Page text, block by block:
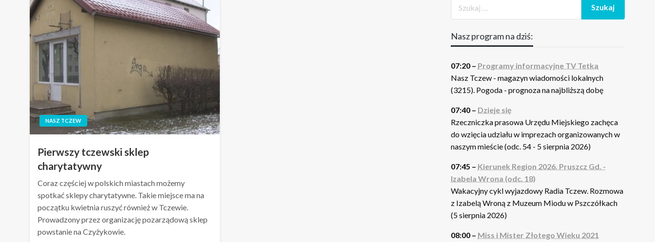
NASZ TCZEW
Pierwszy tczewski sklep
charytatywny
Coraz częściej w polskich miastach możemy
spotkać sklepy charytatywne. Takie miejsce ma na
początku kwietnia ruszyć również w Tczewie.
Prowadzony przez organizację pozarządową sklep
powstanie na Czyżykowie.
Nasz program na dziś:
07:20 – Programy informacyjne TV Tetka
Nasz Tczew - magazyn wiadomości lokalnych
(3215). Pogoda - prognoza na najbliższą dobę
07:40 – Dzieje się
Rzeczniczka prasowa Urzędu Miejskiego zachęca
do wzięcia udziału w imprezach organizowanych w
naszym mieście (odc. 54 - 5 sierpnia 2026)
07:45 – Kierunek Region 2026. Pruszcz Gd. -
Izabela Wrona (odc. 18)
Wakacyjny cykl wyjazdowy Radia Tczew. Rozmowa
z Izabelą Wroną z Muzeum Miodu w Pszczółkach
(5 sierpnia 2026)
08:00 – Miss i Mister Złotego Wieku 2021